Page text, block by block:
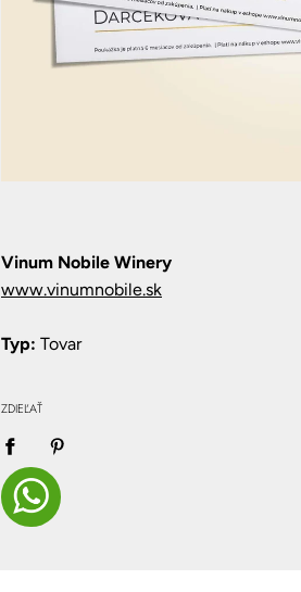
Vinum Nobile Winery
www.vinumnobile.sk
Typ: Tovar
ZDIEĽAŤ